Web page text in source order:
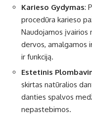
Karieso Gydymas:
procedūra karieso
Naudojamos įvairios
dervos, amalgamos
ir funkciją.
Estetinis
skirtas natūralios
danties spalvos
nepastebimos.